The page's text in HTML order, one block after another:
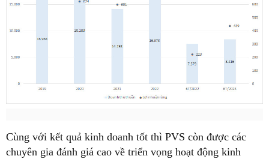
Cùng với kết quả kinh doanh tốt thì PVS còn được các
chuyên gia đánh giá cao về triển vọng hoạt động kinh